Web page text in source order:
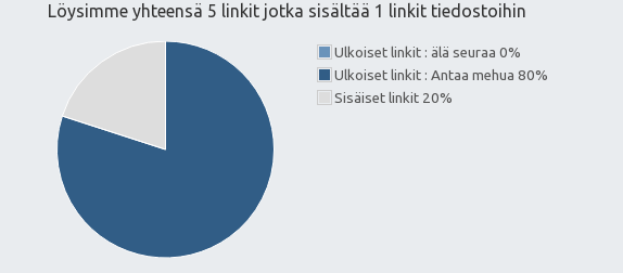
Löysimme yhteensä 5 linkit jotka sisältää 1 linkit tiedostoihin
Ulkoiset linkit : älä seuraa 0%
Ulkoiset linkit : Antaa mehua 80%
Sisäiset linkit 20%